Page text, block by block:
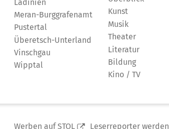
Ladinien
Meran-Burggrafenamt
Pustertal
Überetsch-Unterland
Vinschgau
Wipptal
Kunst
Musik
Theater
Literatur
Bildung
Kino / TV
Werben auf STOL Leserreporter werden